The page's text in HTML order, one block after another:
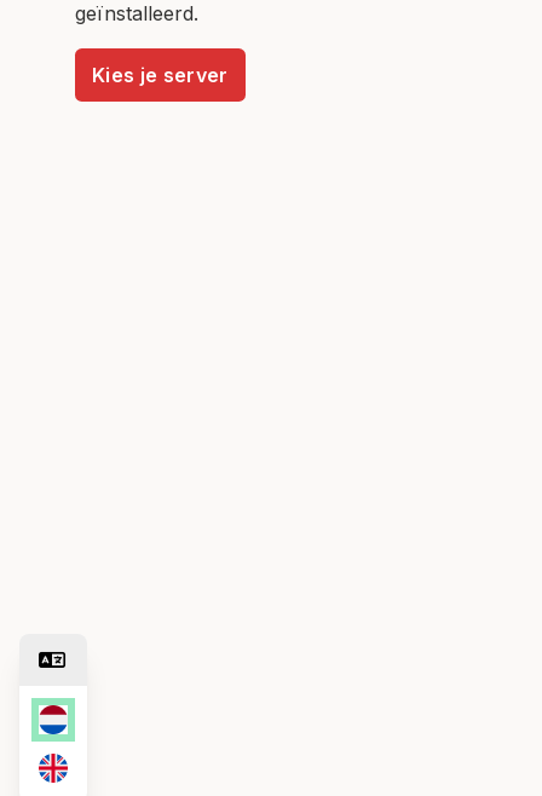
geïnstalleerd.
Kies je server